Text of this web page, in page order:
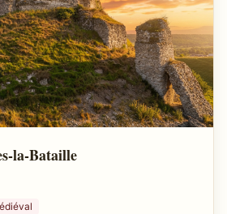
la-Bataille